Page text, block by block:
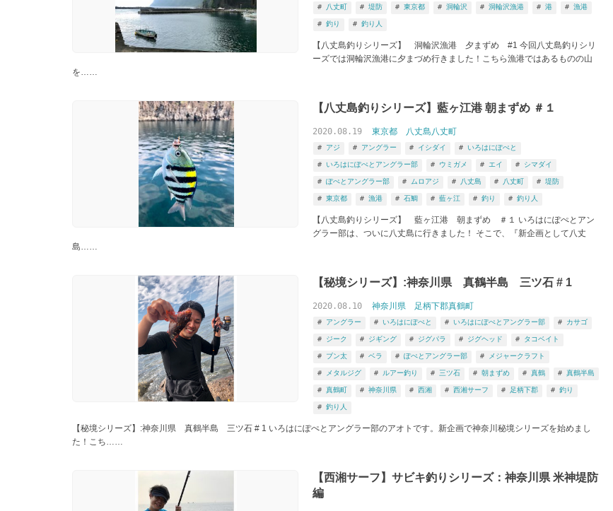
八丈町 堤防 東京都 洞輪沢 洞輪沢漁港 港 漁港
釣り 釣り人
【八丈島釣りシリーズ】 洞輪沢漁港 夕まずめ #1 今回八丈島釣りシリ
ーズでは洞輪沢漁港に夕まづめ行きました！こちら漁港ではあるものの山
を……
【八丈島釣りシリーズ】藍ヶ江港 朝まずめ ＃１
2020.08.19 東京都 八丈島八丈町
アジ アングラー イシダイ いろはにぽぺと
いろはにぽぺとアングラー部 ウミガメ エイ シマダイ
ぽぺとアングラー部 ムロアジ 八丈島 八丈町 堤防
東京都 漁港 石鯛 藍ヶ江 釣り 釣り人
【八丈島釣りシリーズ】 藍ヶ江港 朝まずめ ＃１ いろはにぽぺとアン
グラー部は、ついに八丈島に行きました！ そこで、『新企画として八丈
島……
【秘境シリーズ】:神奈川県 真鶴半島 三ツ石 # 1
2020.08.10 神奈川県 足柄下郡真鶴町
アングラー いろはにぽぺと いろはにぽぺとアングラー部 カサゴ
ジーク ジギング ジグパラ ジグヘッド タコベイト
ブン太 ベラ ぽぺとアングラー部 メジャークラフト
メタルジグ ルアー釣り 三ツ石 朝まずめ 真鶴 真鶴半島
真鶴町 神奈川県 西湘 西湘サーフ 足柄下郡 釣り
釣り人
【秘境シリーズ】:神奈川県 真鶴半島 三ツ石 # 1 いろはにぽぺとアングラー部のアオトです。新企画で神奈川秘境シリーズを始めまし
た！こち……
【西湘サーフ】サビキ釣りシリーズ：神奈川県 米神堤防
編